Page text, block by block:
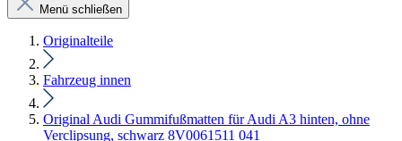
Menü schließen
Originalteile
Fahrzeug innen
Original Audi Gummifußmatten für Audi A3 hinten, ohne
Verclipsung, schwarz 8V0061511 041